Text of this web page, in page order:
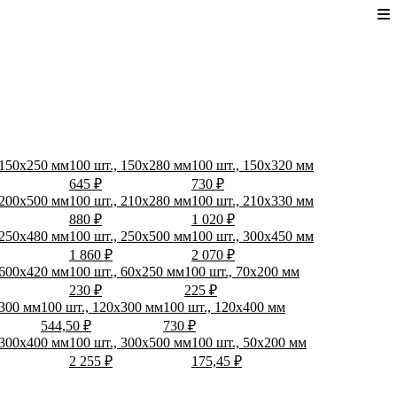
мм100 шт., 150x280 мм
645 ₽
100 шт., 150x320 мм
730 ₽
мм100 шт., 210x280 мм
880 ₽
100 шт., 210x330 мм
1 020 ₽
мм100 шт., 250x500 мм
1 860 ₽
100 шт., 300x450 мм
2 070 ₽
мм100 шт., 60x250 мм
230 ₽
100 шт., 70x200 мм
225 ₽
мм100 шт., 120x300 мм
544,50 ₽
100 шт., 120x400 мм
730 ₽
мм100 шт., 300x500 мм
2 255 ₽
100 шт., 50x200 мм
175,45 ₽